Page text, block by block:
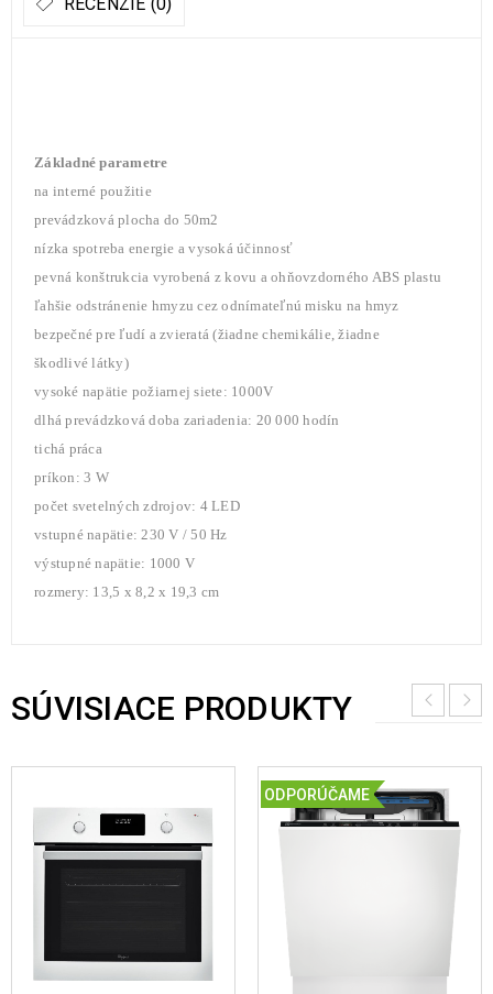
Základné parametre
na interné použitie
prevádzková plocha do 50m2
nízka spotreba energie a vysoká účinnosť
pevná konštrukcia vyrobená z kovu a ohňovzdorného ABS plastu
ľahšie odstránenie hmyzu cez odnímateľnú misku na hmyz
bezpečné pre ľudí a zvieratá (žiadne chemikálie, žiadne
škodlivé látky)
vysoké napätie požiarnej siete: 1000V
dlhá prevádzková doba zariadenia: 20 000 hodín
tichá práca
príkon: 3 W
počet svetelných zdrojov: 4 LED
vstupné napätie: 230 V / 50 Hz
výstupné napätie: 1000 V
rozmery: 13,5 x 8,2 x 19,3 cm
SÚVISIACE PRODUKTY
ODPORÚČAME